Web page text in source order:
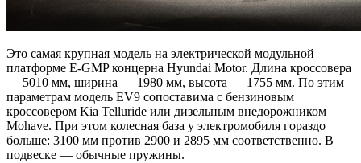
Это самая крупная модель на электрической модульной
платформе E-GMP концерна Hyundai Motor. Длина кроссовера
— 5010 мм, ширина — 1980 мм, высота — 1755 мм. По этим
параметрам модель EV9 сопоставима с бензиновым
кроссовером Kia Telluride или дизельным внедорожником
Mohave. При этом колесная база у электромобиля гораздо
больше: 3100 мм против 2900 и 2895 мм соответственно. В
подвеске — обычные пружины.